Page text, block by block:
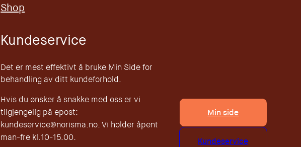
Shop
Kundeservice
Det er mest effektivt å bruke Min Side for
behandling av ditt kundeforhold.
Hvis du ønsker å snakke med oss er vi
tilgjengelig på epost:
kundeservice@norisma.no. Vi holder åpent
man-fre kl.10-15.00.
Min side
Kundeservice